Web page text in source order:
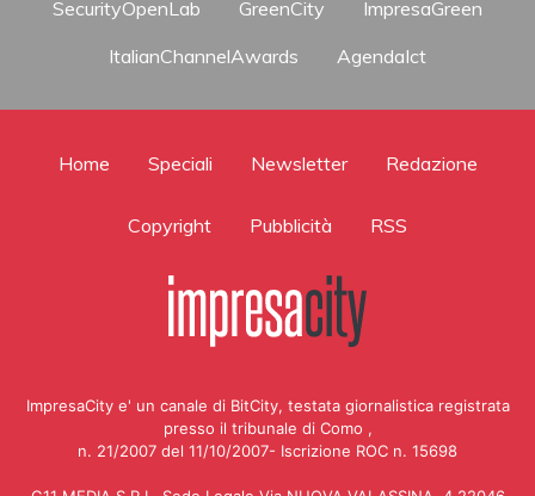
SecurityOpenLab
GreenCity
ImpresaGreen
ItalianChannelAwards
AgendaIct
Home Speciali Newsletter Redazione
Copyright Pubblicità RSS
ImpresaCity e' un canale di BitCity, testata giornalistica registrata
presso il tribunale di Como ,
n. 21/2007 del 11/10/2007- Iscrizione ROC n. 15698